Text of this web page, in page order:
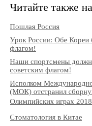
Читайте также
Пошлая Россия
Урок России: Обе Кореи
флагом!
Наши спортсмены
советским флагом!
Исполком
(МОК) отстранил
Олимпийских играх 2018
Стоматология в Китае